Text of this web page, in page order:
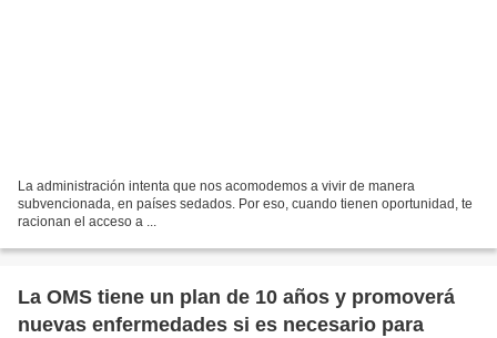
La administración intenta que nos acomodemos a vivir de manera
subvencionada, en países sedados. Por eso, cuando tienen oportunidad, te
racionan el acceso a ...
La OMS tiene un plan de 10 años y promoverá
nuevas enfermedades si es necesario para